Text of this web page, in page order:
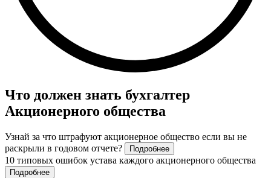
Что должен знать бухгалтер
Акционерного общества
Узнай за что штрафуют акционерное общество если вы не
раскрыли в годовом отчете?
Подробнее
10 типовых ошибок устава каждого акционерного общества
Подробнее